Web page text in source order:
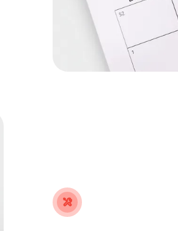
tools